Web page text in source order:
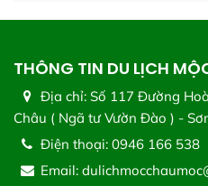
THÔNG TIN DU LỊCH
Địa chỉ: Số 117 Đường
Châu ( Ngã tư Vườn Đào ) -
Điện thoại: 0946 166 538
Email: